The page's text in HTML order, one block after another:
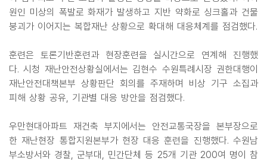
원인 미상의 폭발로 화재가 발생하고 지반 약화로 싱크홀과 건물
붕괴가 이어지는 복합재난 상황으로 확대해 대응체계를 점검했다.
훈련은 토론기반훈련과 현장훈련을 실시간으로 연계해 진행했
다. 시청 재난안전상황실에서는 김현수 수원특례시장 권한대행이
재난안전대책본부 상황판단 회의를 주재하며 비상 기구 소집과
피해 상황 공유, 기관별 대응 방안을 점검했다.
우만현대아파트 재건축 부지에서는 안전교통국장을 본부장으로
한 재난현장 통합지원본부가 현장 대응 훈련을 진행했다. 수원남
부소방서와 경찰, 군부대, 민간단체 등 25개 기관 200여 명이 참